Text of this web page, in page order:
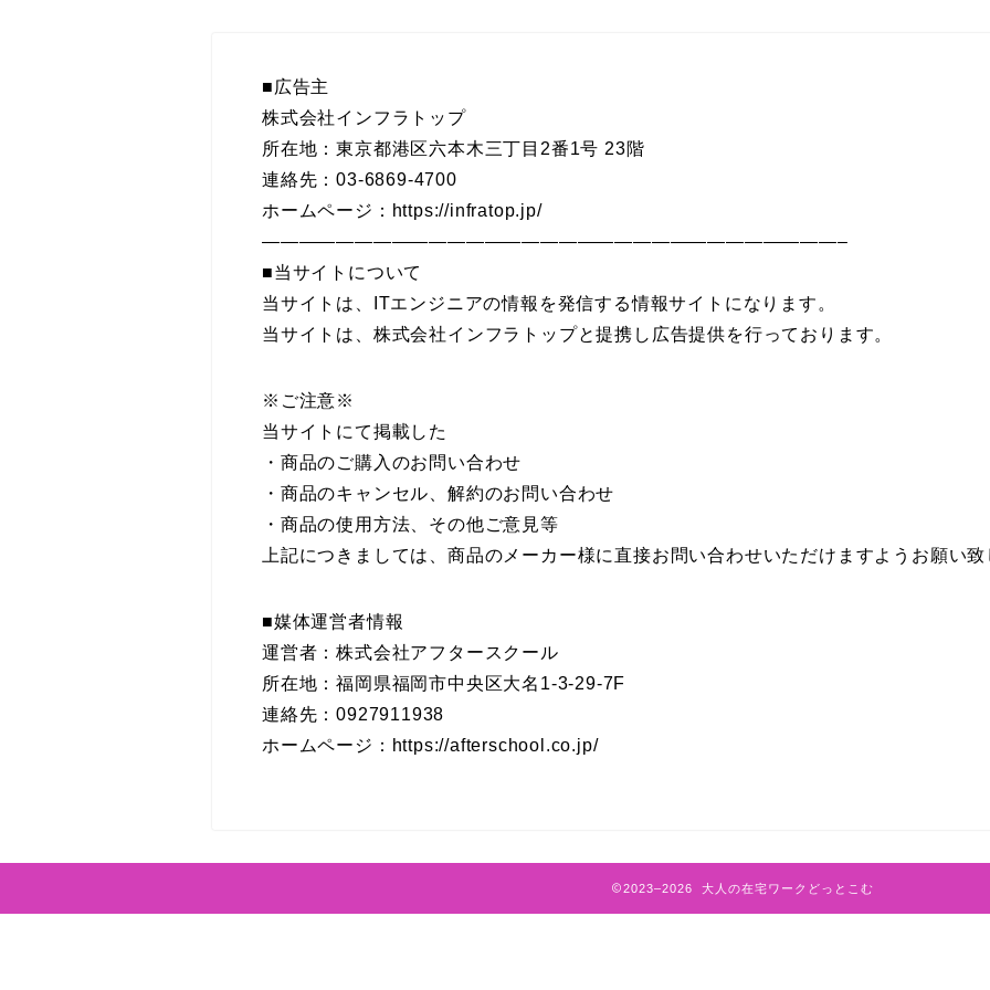
■広告主
株式会社インフラトップ
所在地：東京都港区六本木三丁目2番1号 23階
連絡先：03-6869-4700
ホームページ：https://infratop.jp/
———————————————————————————————–
■当サイトについて
当サイトは、ITエンジニアの情報を発信する情報サイトになります。
当サイトは、株式会社インフラトップと提携し広告提供を行っております。
※ご注意※
当サイトにて掲載した
・商品のご購入のお問い合わせ
・商品のキャンセル、解約のお問い合わせ
・商品の使用方法、その他ご意見等
上記につきましては、商品のメーカー様に直接お問い合わせいただけますようお願い
■媒体運営者情報
運営者：株式会社アフタースクール
所在地：福岡県福岡市中央区大名1-3-29-7F
連絡先：0927911938
ホームページ：https://afterschool.co.jp/
2023–2026 大人の在宅ワークどっとこむ